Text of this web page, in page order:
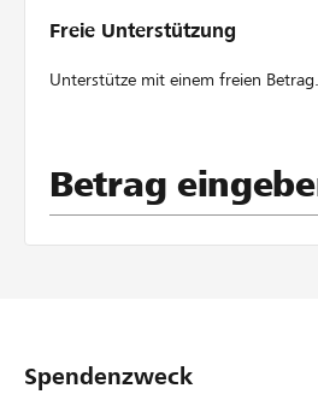
Freie Unterstützung
Unterstütze mit einem freien Betrag.
Betrag
Spendenzweck